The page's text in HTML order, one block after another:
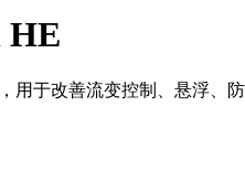
HE
用于改善流变控制、悬浮、